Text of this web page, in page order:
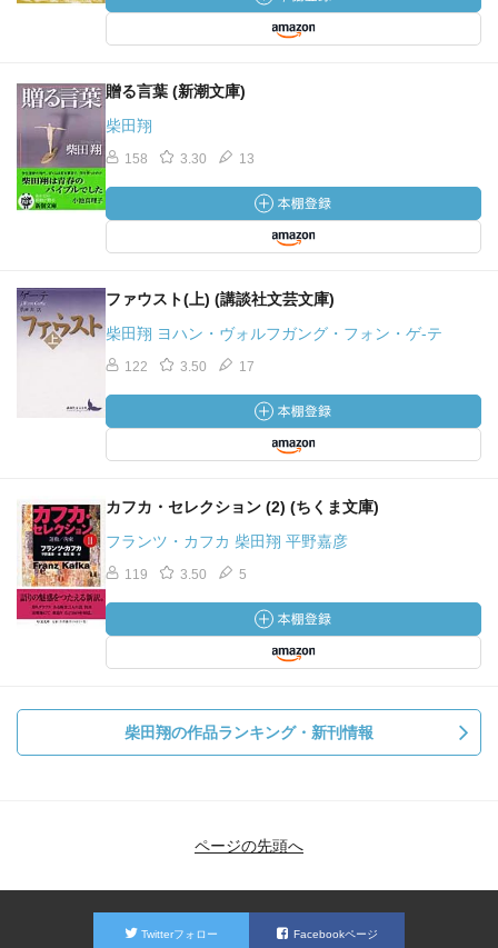
贈る言葉 (新潮文庫)
柴田翔
158 3.30 13
ファウスト(上) (講談社文芸文庫)
柴田翔 ヨハン・ヴォルフガング・フォン・ゲ-テ
122 3.50 17
カフカ・セレクション (2) (ちくま文庫)
フランツ・カフカ 柴田翔 平野嘉彦
119 3.50 5
柴田翔の作品ランキング・新刊情報
ページの先頭へ
Twitterフォロー Facebookページ